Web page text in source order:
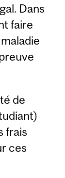
Dans
faire
de
frais
ces